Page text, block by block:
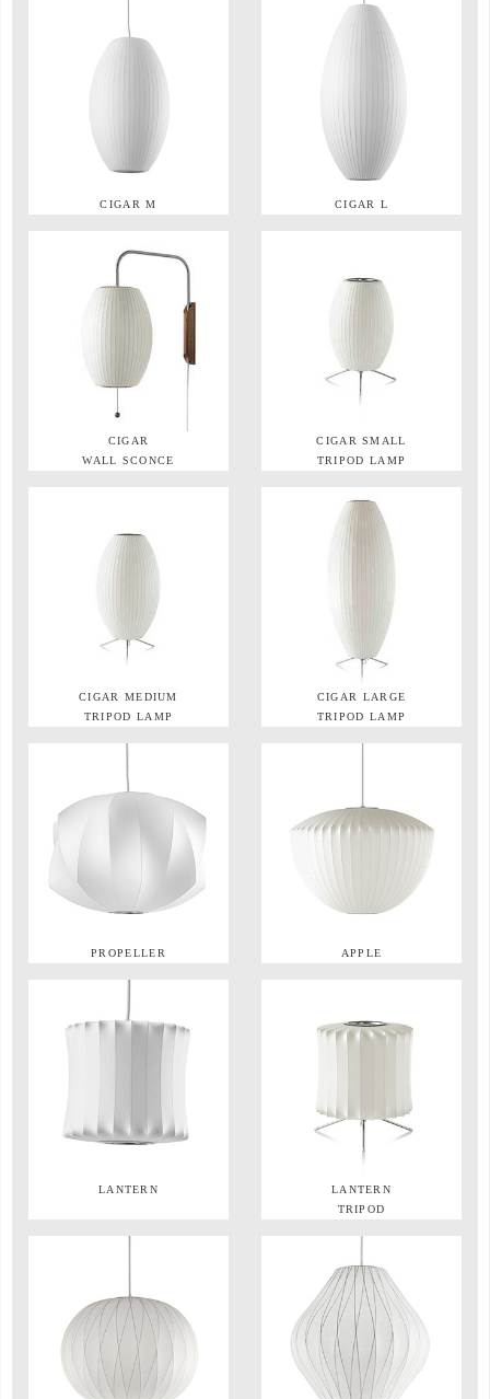
CIGAR M CIGAR L
CIGAR
WALL SCONCE
CIGAR SMALL
TRIPOD LAMP
CIGAR MEDIUM
TRIPOD LAMP
CIGAR LARGE
TRIPOD LAMP
PROPELLER APPLE
LANTERN
LANTERN
TRIPOD